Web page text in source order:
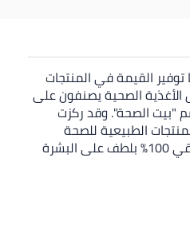
توفير القيمة في المنتجات
الأغذية الصحية يصنفون على
"بيت الصحة". وقد ركزت
الطبيعية للصحة
ونوعية الحياة ووضع الأساس المبكر لحبه مدى الحياة من التغذية والأغذية الصحية. المكون: زيت زهرة الربيع المسائية. كيفية الاستخدام: دلكي زيت زهرة الربيع المسائية النقي 100% بلطف على البشرة